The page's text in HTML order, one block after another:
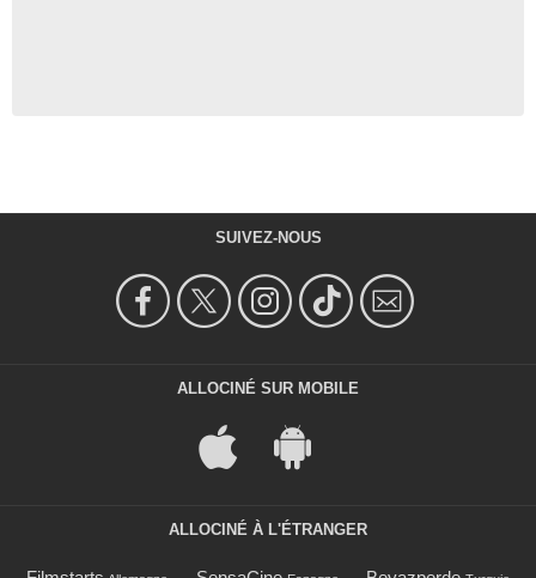
SUIVEZ-NOUS
ALLOCINÉ SUR MOBILE
ALLOCINÉ À L'ÉTRANGER